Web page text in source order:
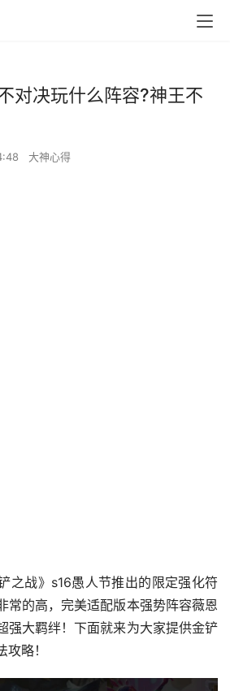
对决玩什么阵容?神王不
大神心得
之战》s16愚人节推出的限定强化符
常的高，完美适配版本强势阵容薇恩
强大羁绊！下面就来为大家提供金铲
略！